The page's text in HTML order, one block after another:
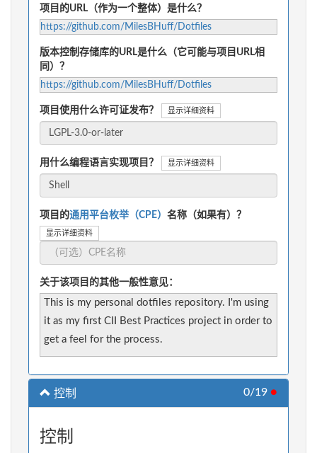
项目的URL（作为一个整体）是什么？
https://github.com/MilesBHuff/Dotfiles
版本控制存储库的URL是什么（它可能与项目URL相
同）？
https://github.com/MilesBHuff/Dotfiles
项目使用什么许可证发布？ 显示详细资料
用什么编程语言实现项目？ 显示详细资料
项目的通用平台枚举（CPE） 名称（如果有）？
显示详细资料
关于该项目的其他一般性意见：
This is my personal dotfiles repository. I'm using
it as my first CII Best Practices project in order to
get a feel for the process.
控制 0/19 ●
控制